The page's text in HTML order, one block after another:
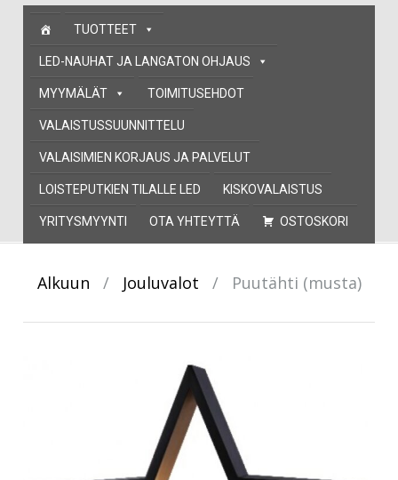
Skip
content
TUOTTEET
LED-NAUHAT JA LANGATON OHJAUS
MYYMÄLÄT TOIMITUSEHDOT
VALAISTUSSUUNNITTELU
VALAISIMIEN KORJAUS JA PALVELUT
LOISTEPUTKIEN TILALLE LED KISKOVALAISTUS
YRITYSMYYNTI OTA YHTEYTTÄ OSTOSKORI
Alkuun / Jouluvalot / Puutähti (musta)